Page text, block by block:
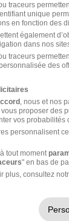
H/F
H/F
traceurs
unique
en fonction des
également
dans nos
traceurs
des
, nous et nos
proposer des
vos
personnalisent
tout moment
" en bas de
plus, consultez